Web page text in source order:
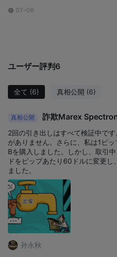
ラーク、ヒューストン、デモイ
市場に結び付けます。マレックス
ン、価格発見、データとアドバイ
一方、Marex Financial は商品、
替の取引サービスを提供しています
Marex が提供する取引プラッ
電話取引サービスに加えて、
ポット取引および市場監視のため
アプリケーションをユーザーに提
ォームを通じて、現物、先物、先
と ETD の為替価格ヘッジにわたる
す。現物および先物への直接市場
り、顧客は複数の銀行や外国為替
された流動性の恩恵を受けること
金融機関、商用ユーザー、ヘッジ
での登録状況を解説
07-06
ユーザー評判 6
全て (6) 真相公開 (6)
真相公開
詐欺Marex
資金。
2回の引き出しはすべて検証中で
がありません。さらに、私は1ピ
Bを購入しました。しかし、取引
ドをピップあたり60ドルに変更
ました。
孙永秋